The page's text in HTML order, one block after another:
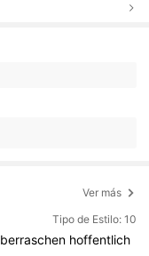
Ver más
Tipo de Estilo: 10
berraschen hoffentlich